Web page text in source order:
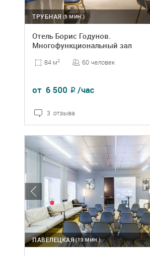
(5 МИН.)
ТРУБНАЯ
Отель Борис Годунов.
Многофункциональный зал
84 м2 60 человек
от 6 500 ₽ /час
3 отзыва
(13 МИН.)
ПАВЕЛЕЦКАЯ